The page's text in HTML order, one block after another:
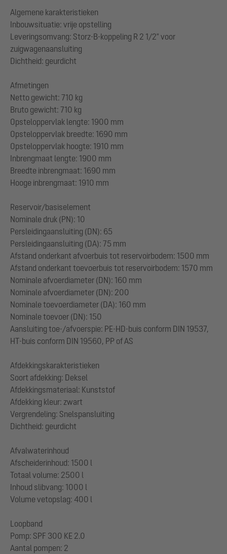
Algemene karakteristieken
Inbouwsituatie: vrije opstelling
Leveringsomvang: Storz-B-koppeling R 2 1/2" voor
zuigwagenaansluiting
Dichtheid: geurdicht
Afmetingen
Netto gewicht: 710 kg
Bruto gewicht: 710 kg
Opsteloppervlak lengte: 1900 mm
Opsteloppervlak breedte: 1690 mm
Opsteloppervlak hoogte: 1910 mm
Inbrengmaat lengte: 1900 mm
Breedte inbrengmaat: 1690 mm
Hooge inbrengmaat: 1910 mm
Reservoir/basiselement
Nominale druk (PN): 10
Persleidingaansluiting (DN): 65
Persleidingaansluiting (DA): 75 mm
Afstand onderkant afvoerbuis tot reservoirbodem: 1500 mm
Afstand onderkant toevoerbuis tot reservoirbodem: 1570 mm
Nominale afvoerdiameter (DN): 160 mm
Nominale afvoerdiameter (DN): 200
Nominale toevoerdiameter (DA): 160 mm
Nominale toevoer (DN): 150
Aansluiting toe-/afvoerspie: PE-HD-buis conform DIN 19537,
HT-buis conform DIN 19560, PP of AS
Afdekkingskarakteristieken
Soort afdekking: Deksel
Afdekkingsmateriaal: Kunststof
Afdekking kleur: zwart
Vergrendeling: Snelspansluiting
Dichtheid: geurdicht
Afvalwaterinhoud
Afscheiderinhoud: 1500 l
Totaal volume: 2500 l
Inhoud slibvang: 1000 l
Volume vetopslag: 400 l
Loopband
Pomp: SPF 300 KE 2.0
Aantal pompen: 2